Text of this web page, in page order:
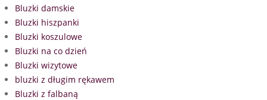
Bluzki damskie
Bluzki hiszpanki
Bluzki koszulowe
Bluzki na co dzień
Bluzki wizytowe
bluzki z długim rękawem
Bluzki z falbaną